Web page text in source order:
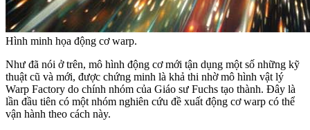
Hình minh họa động cơ warp.
Như đã nói ở trên, mô hình động cơ mới tận dụng một số những kỹ
thuật cũ và mới, được chứng minh là khả thi nhờ mô hình vật lý
Warp Factory do chính nhóm của Giáo sư Fuchs tạo thành. Đây là
lần đầu tiên có một nhóm nghiên cứu đề xuất động cơ warp có thể
vận hành theo cách này.